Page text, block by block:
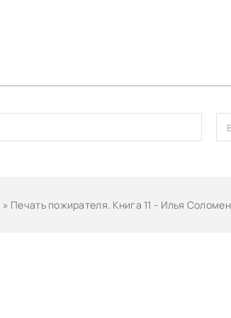
» Печать пожирателя. Книга 11 - Илья